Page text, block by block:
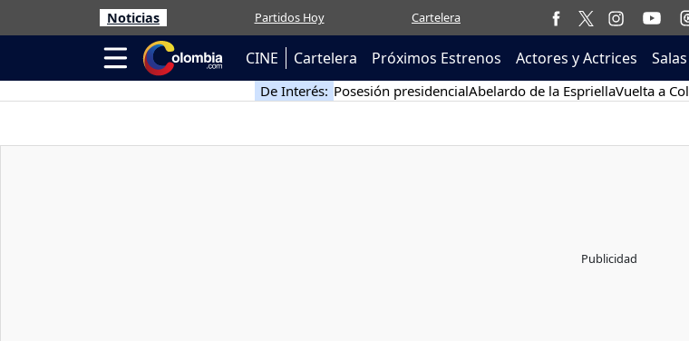
Noticias Partidos Hoy Cartelera
CINE Cartelera Próximos Estrenos Actores y Actrices Salas
De Interés: Posesión presidencialAbelardo de la EspriellaVuelta a